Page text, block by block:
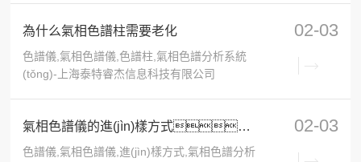
為什么氣相色譜柱需要老化
色譜儀,氣相色譜儀,色譜柱,氣相色譜分析系統
(tǒng)-上海泰特睿杰信息科技有限公司
02-03
氣相色譜儀的進(jìn)樣方式，你了解多少？
色譜儀,氣相色譜儀,進(jìn)樣方式,氣相色譜分析
02-03